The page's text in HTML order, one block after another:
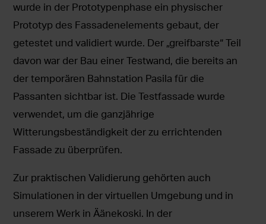
wurde in der Prototypenphase ein physischer
Prototyp des Fassadenelements gebaut, der
getestet und validiert wurde. Der „greifbarste“ Teil
davon war der Bau einer Testwand, die bereits an
der temporären Bahnstation Pasila für die
Passanten sichtbar ist. Die Testfassade wurde
verwendet, um die ganzjährige
Witterungsbeständigkeit der zu errichtenden
Fassade zu überprüfen.
Zur praktischen Validierung gehörten auch
Simulationen in der virtuellen Umgebung und in
unserem Werk in Äänekoski. In der